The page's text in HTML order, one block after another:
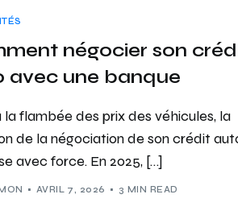
négocier son
avec une banque
la flambée des prix des véhicules, la
de la négociation de son crédit
avec force. En 2025, […]
AVRIL 7, 2026 3 MIN READ